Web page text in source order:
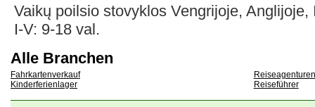
Vaikų poilsio stovyklos Vengrijoje, Anglijoje,
I-V: 9-18 val.
Alle Branchen
Fahrkartenverkauf
Kinderferienlager
Reiseagenturen
Reiseführer